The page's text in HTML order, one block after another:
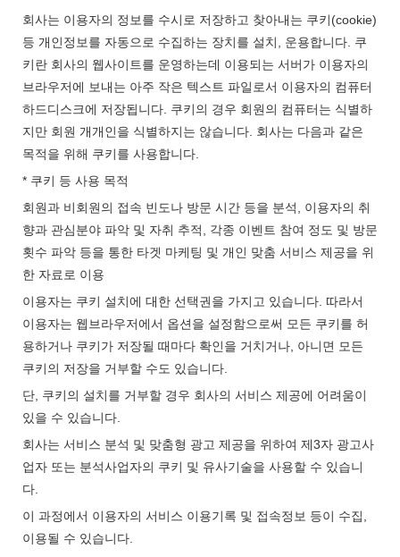
회사는 이용자의 정보를 수시로 저장하고 찾아내는 쿠키(cookie)
등 개인정보를 자동으로 수집하는 장치를 설치, 운용합니다. 쿠
키란 회사의 웹사이트를 운영하는데 이용되는 서버가 이용자의
브라우저에 보내는 아주 작은 텍스트 파일로서 이용자의 컴퓨터
하드디스크에 저장됩니다. 쿠키의 경우 회원의 컴퓨터는 식별하
지만 회원 개개인을 식별하지는 않습니다. 회사는 다음과 같은
목적을 위해 쿠키를 사용합니다.
* 쿠키 등 사용 목적
회원과 비회원의 접속 빈도나 방문 시간 등을 분석, 이용자의 취
향과 관심분야 파악 및 자취 추적, 각종 이벤트 참여 정도 및 방문
횟수 파악 등을 통한 타겟 마케팅 및 개인 맞춤 서비스 제공을 위
한 자료로 이용
이용자는 쿠키 설치에 대한 선택권을 가지고 있습니다. 따라서
이용자는 웹브라우저에서 옵션을 설정함으로써 모든 쿠키를 허
용하거나 쿠키가 저장될 때마다 확인을 거치거나, 아니면 모든
쿠키의 저장을 거부할 수도 있습니다.
단, 쿠키의 설치를 거부할 경우 회사의 서비스 제공에 어려움이
있을 수 있습니다.
회사는 서비스 분석 및 맞춤형 광고 제공을 위하여 제3자 광고사
업자 또는 분석사업자의 쿠키 및 유사기술을 사용할 수 있습니
다.
이 과정에서 이용자의 서비스 이용기록 및 접속정보 등이 수집,
이용될 수 있습니다.